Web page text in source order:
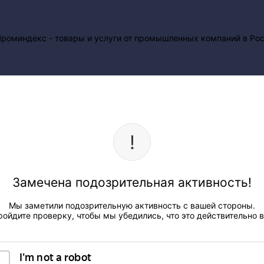
Замечена подозрительная активность!
Мы заметили подозрительную активность с вашей стороны.
проверку, чтобы мы убедились, что это действительно